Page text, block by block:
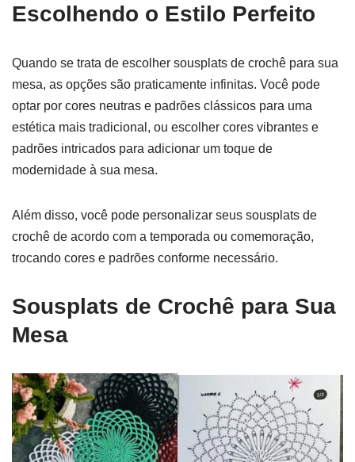
Escolhendo o Estilo Perfeito
Quando se trata de escolher sousplats de crochê para sua
mesa, as opções são praticamente infinitas. Você pode
optar por cores neutras e padrões clássicos para uma
estética mais tradicional, ou escolher cores vibrantes e
padrões intricados para adicionar um toque de
modernidade à sua mesa.
Além disso, você pode personalizar seus sousplats de
crochê de acordo com a temporada ou comemoração,
trocando cores e padrões conforme necessário.
Sousplats de Crochê para Sua
Mesa